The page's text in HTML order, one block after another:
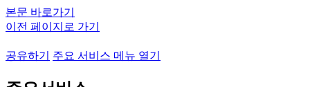
본문 바로가기
이전 페이지로 가기
공유하기 주요 서비스 메뉴 열기